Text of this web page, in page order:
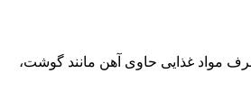
مواد غذایی حاوی آهن مانند گوشت،